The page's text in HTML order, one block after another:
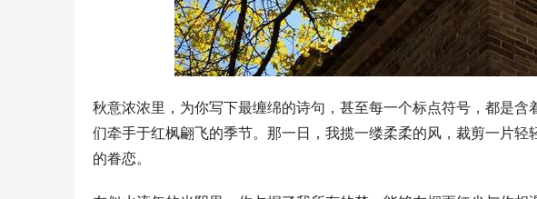
秋意浓浓里，为你写下最缠绵的诗句，甚至每一个标点符号，都是
们牵手于红枫翩飞的季节。那一日，我揽一缕柔柔的风，裁剪一片
的眷恋。